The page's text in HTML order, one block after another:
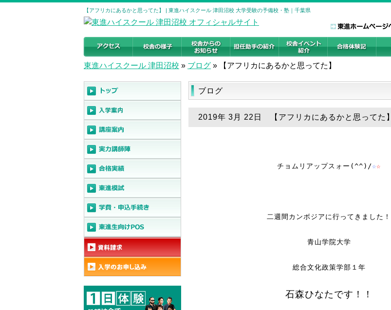
【アフリカにあるかと思ってた】 | 東進ハイスクール 津田沼校 大学受験の予備校・塾｜千葉県
東進ハイスクール 津田沼校 » ブログ » 【アフリカにあるかと思ってた】
ブログ
2019年 3月 22日 【アフリカにあるかと思ってた】
チョムリアップスォー(^^)/☆☆
二週間カンボジアに行ってきました！
青山学院大学
総合文化政策学部１年
石森ひなたです！！